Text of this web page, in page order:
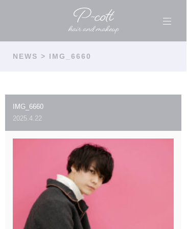
NEWS > IMG_6660
IMG_6660
2025.4.22